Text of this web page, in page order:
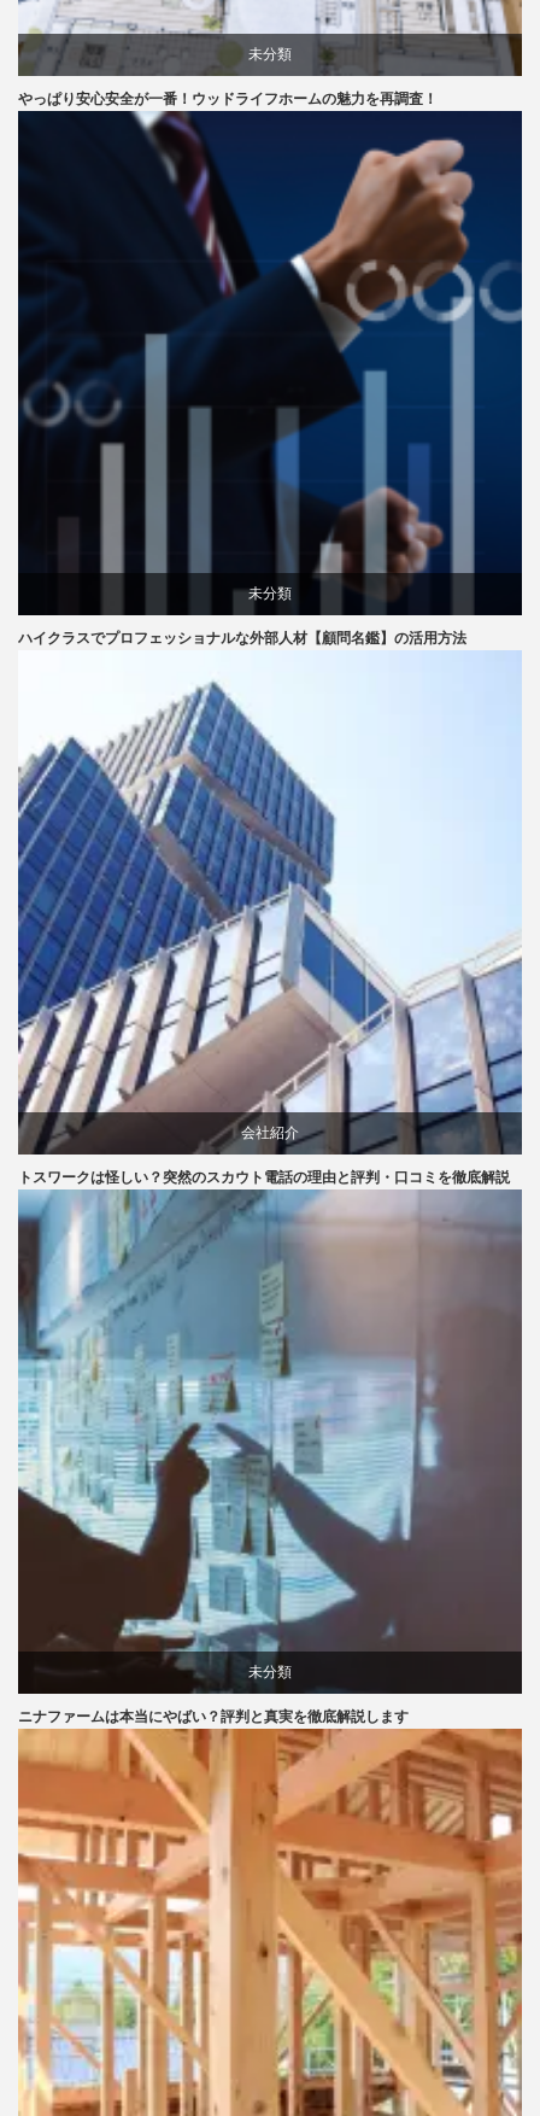
未分類
やっぱり安心安全が一番！ウッドライフホームの魅力を再調査！
未分類
ハイクラスでプロフェッショナルな外部人材【顧問名鑑】の活用方法
会社紹介
口コミ
トスワークは怪しい？突然のスカウト電話の理由と評判・口コミを徹底解説
未分類
ニナファームは本当にやばい？評判と真実を徹底解説します